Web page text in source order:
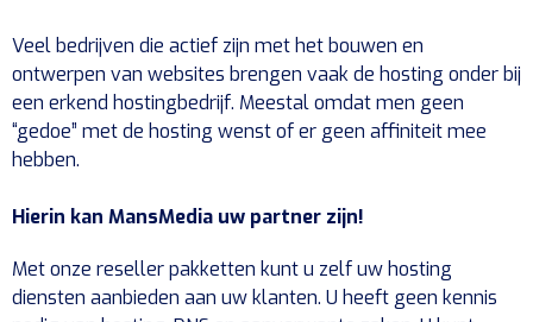
Veel bedrijven die actief zijn met het bouwen en
ontwerpen van websites brengen vaak de hosting onder bij
een erkend hostingbedrijf. Meestal omdat men geen
“gedoe” met de hosting wenst of er geen affiniteit mee
hebben.
Hierin kan MansMedia uw partner zijn!
Met onze reseller pakketten kunt u zelf uw hosting
diensten aanbieden aan uw klanten. U heeft geen kennis